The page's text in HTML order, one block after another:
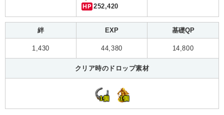
HP 252,420
絆 EXP 基礎QP
1,430 44,380 14,800
クリア時のドロップ素材
1個 1個